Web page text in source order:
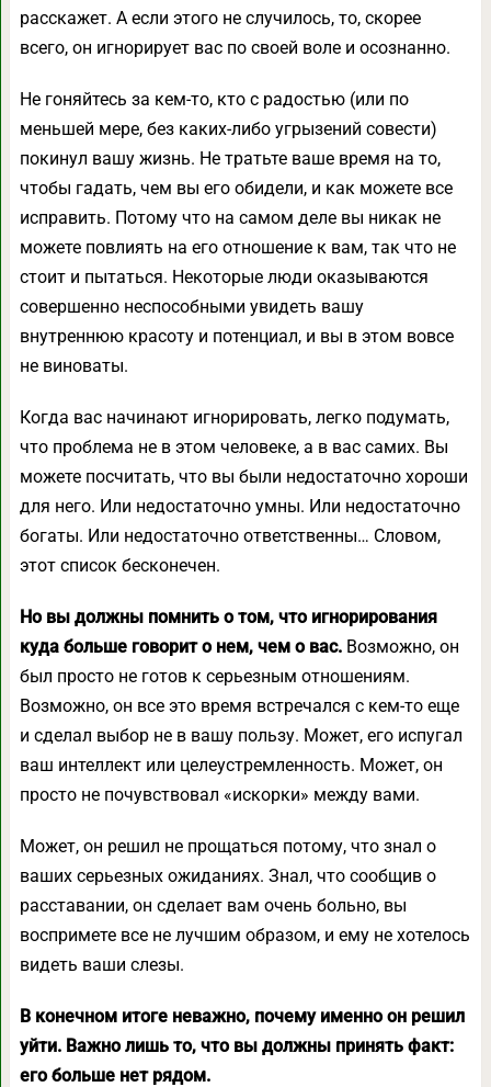
расскажет. А если этого не случилось, то, скорее
всего, он игнорирует вас по своей воле и осознанно.
Не гоняйтесь за кем-то, кто с радостью (или по
меньшей мере, без каких-либо угрызений совести)
покинул вашу жизнь. Не тратьте ваше время на то,
чтобы гадать, чем вы его обидели, и как можете все
исправить. Потому что на самом деле вы никак не
можете повлиять на его отношение к вам, так что не
стоит и пытаться. Некоторые люди оказываются
совершенно неспособными увидеть вашу
внутреннюю красоту и потенциал, и вы в этом вовсе
не виноваты.
Когда вас начинают игнорировать, легко подумать,
что проблема не в этом человеке, а в вас самих. Вы
можете посчитать, что вы были недостаточно хороши
для него. Или недостаточно умны. Или недостаточно
богаты. Или недостаточно ответственны… Словом,
этот список бесконечен.
Но вы должны помнить о том, что игнорирования
куда больше говорит о нем, чем о вас.Возможно, он
был просто не готов к серьезным отношениям.
Возможно, он все это время встречался с кем-то еще
и сделал выбор не в вашу пользу. Может, его испугал
ваш интеллект или целеустремленность. Может, он
просто не почувствовал «искорки» между вами.
Может, он решил не прощаться потому, что знал о
ваших серьезных ожиданиях. Знал, что сообщив о
расставании, он сделает вам очень больно, вы
воспримете все не лучшим образом, и ему не хотелось
видеть ваши слезы.
В конечном итоге неважно, почему именно он решил
уйти. Важно лишь то, что вы должны принять факт:
его больше нет рядом.